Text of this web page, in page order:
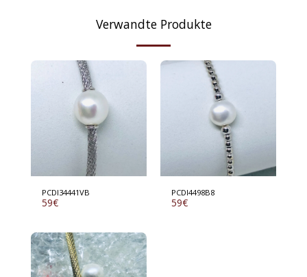
Verwandte Produkte
PCDI34441VB
59€
PCDI4498B8
59€